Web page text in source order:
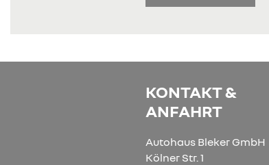
KONTAKT &
ANFAHRT
Autohaus Bleker GmbH
Kölner Str. 1